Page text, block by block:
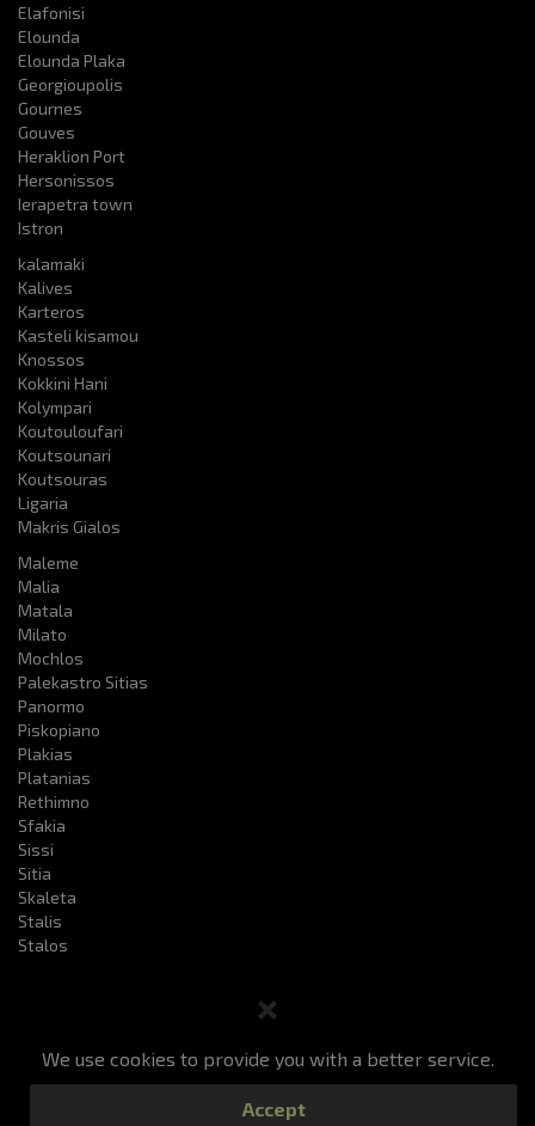
We use cookies to provide you with a better service.
Accept
Elafonisi
Elounda
Elounda Plaka
Georgioupolis
Gournes
Gouves
Heraklion Port
Hersonissos
Ierapetra town
Istron
kalamaki
Kalives
Karteros
Kasteli kisamou
Knossos
Kokkini Hani
Kolympari
Koutouloufari
Koutsounari
Koutsouras
Ligaria
Makris Gialos
Maleme
Malia
Matala
Milato
Mochlos
Palekastro Sitias
Panormo
Piskopiano
Plakias
Platanias
Rethimno
Sfakia
Sissi
Sitia
Skaleta
Stalis
Stalos
Taxibuchung Preise Unsere Dienste
F.a.q
Überprüfen Sie Ihre Bestellung